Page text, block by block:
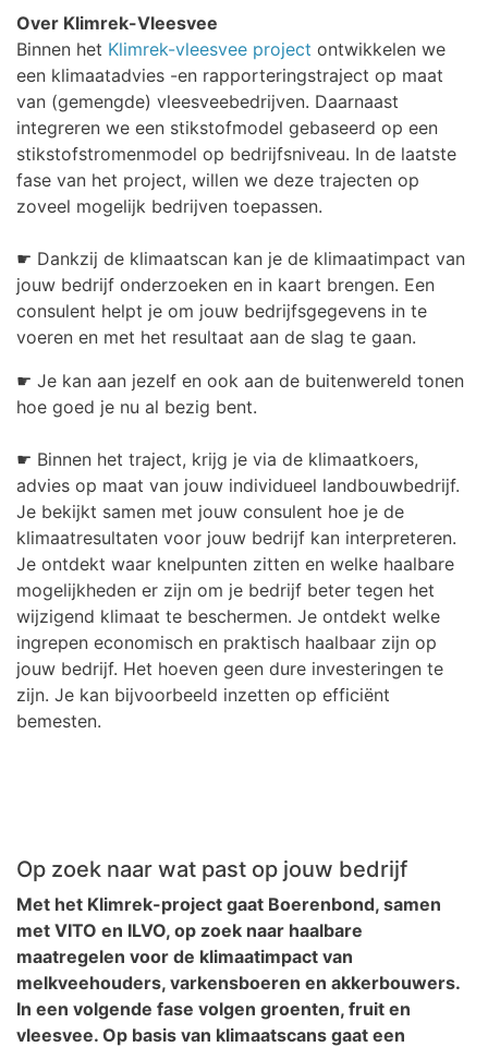
Over Klimrek-Vleesvee
Binnen het Klimrek-vleesvee project ontwikkelen we
een klimaatadvies -en rapporteringstraject op maat
van (gemengde) vleesveebedrijven. Daarnaast
integreren we een stikstofmodel gebaseerd op een
stikstofstromenmodel op bedrijfsniveau. In de laatste
fase van het project, willen we deze trajecten op
zoveel mogelijk bedrijven toepassen.
☛ Dankzij de klimaatscan kan je de klimaatimpact van
jouw bedrijf onderzoeken en in kaart brengen. Een
consulent helpt je om jouw bedrijfsgegevens in te
voeren en met het resultaat aan de slag te gaan.
☛ Je kan aan jezelf en ook aan de buitenwereld tonen
hoe goed je nu al bezig bent.
☛ Binnen het traject, krijg je via de klimaatkoers,
advies op maat van jouw individueel landbouwbedrijf.
Je bekijkt samen met jouw consulent hoe je de
klimaatresultaten voor jouw bedrijf kan interpreteren.
Je ontdekt waar knelpunten zitten en welke haalbare
mogelijkheden er zijn om je bedrijf beter tegen het
wijzigend klimaat te beschermen. Je ontdekt welke
ingrepen economisch en praktisch haalbaar zijn op
jouw bedrijf. Het hoeven geen dure investeringen te
zijn. Je kan bijvoorbeeld inzetten op efficiënt
bemesten.
Op zoek naar wat past op jouw bedrijf
Met het Klimrek-project gaat Boerenbond, samen
met VITO en ILVO, op zoek naar haalbare
maatregelen voor de klimaatimpact van
melkveehouders, varkensboeren en akkerbouwers.
In een volgende fase volgen groenten, fruit en
vleesvee. Op basis van klimaatscans gaat een